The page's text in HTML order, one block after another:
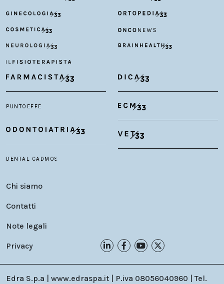
Chi siamo
Contatti
Note legali
Privacy
Edra S.p.a | www.edraspa.it | P.iva 08056040960 | Tel.